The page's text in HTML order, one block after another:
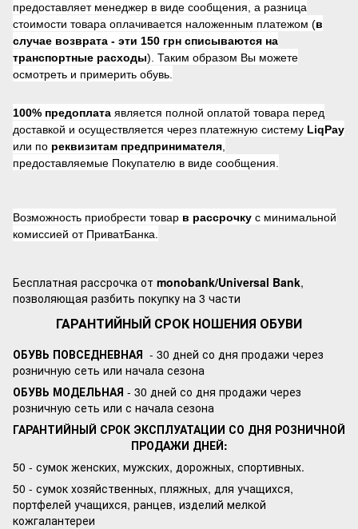
предоставляет менеджер в виде сообщения, а разница
стоимости товара оплачивается наложенным платежом (в
случае возврата - эти 150 грн списываются на
транспортные расходы). Таким образом Вы можете
осмотреть и примерить обувь.
100% предоплата является полной оплатой товара перед
доставкой и осуществляется через платежную систему LiqPay
или по реквизитам предпринимателя
предоставляемые Покупателю в виде сообщения.
Возможность приобрести товар в рассрочку с минимальной
комиссией от ПриватБанка.
Бесплатная рассрочка от monobank/Universal Bank,
позволяющая разбить покупку на 3 части
ГАРАНТИЙНЫЙ СРОК НОШЕНИЯ ОБУВИ
ОБУВЬ ПОВСЕДНЕВНАЯ - 30 дней со дня продажи через
розничную сеть или начала сезона
ОБУВЬ МОДЕЛЬНАЯ - 30 дней со дня продажи через
розничную сеть или с начала сезона
ГАРАНТИЙНЫЙ СРОК ЭКСПЛУАТАЦИИ СО ДНЯ РОЗНИЧНОЙ
ПРОДАЖИ ДНЕЙ:
50 - сумок женских, мужских, дорожных, спортивных.
50 - сумок хозяйственных, пляжных, для учащихся,
портфелей учащихся, ранцев, изделий мелкой
кожгалантереи